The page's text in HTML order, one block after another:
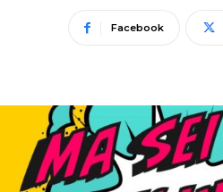
Facebook